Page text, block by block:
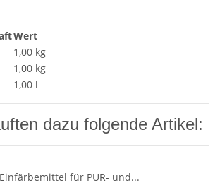
Wert
1,00 kg
1,00 kg
1,00 l
dazu folgende Artikel: